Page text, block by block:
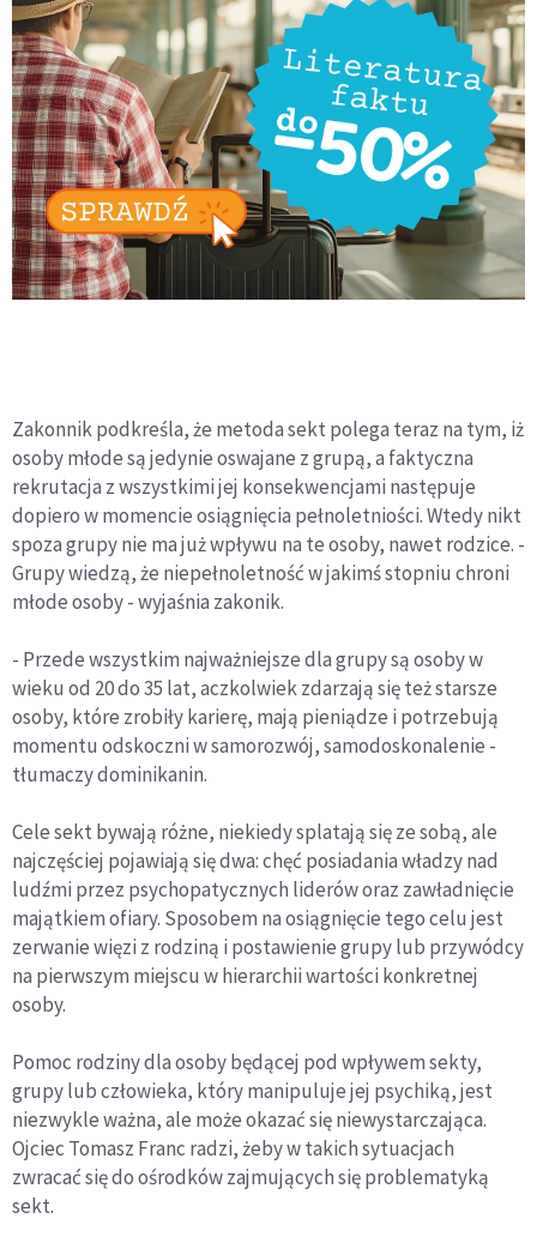
Zakonnik podkreśla, że metoda sekt polega teraz na tym, iż
osoby młode są jedynie oswajane z grupą, a faktyczna
rekrutacja z wszystkimi jej konsekwencjami następuje
dopiero w momencie osiągnięcia pełnoletniości. Wtedy nikt
spoza grupy nie ma już wpływu na te osoby, nawet rodzice. -
Grupy wiedzą, że niepełnoletność w jakimś stopniu chroni
młode osoby - wyjaśnia zakonik.
- Przede wszystkim najważniejsze dla grupy są osoby w
wieku od 20 do 35 lat, aczkolwiek zdarzają się też starsze
osoby, które zrobiły karierę, mają pieniądze i potrzebują
momentu odskoczni w samorozwój, samodoskonalenie -
tłumaczy dominikanin.
Cele sekt bywają różne, niekiedy splatają się ze sobą, ale
najczęściej pojawiają się dwa: chęć posiadania władzy nad
ludźmi przez psychopatycznych liderów oraz zawładnięcie
majątkiem ofiary. Sposobem na osiągnięcie tego celu jest
zerwanie więzi z rodziną i postawienie grupy lub przywódcy
na pierwszym miejscu w hierarchii wartości konkretnej
osoby.
Pomoc rodziny dla osoby będącej pod wpływem sekty,
grupy lub człowieka, który manipuluje jej psychiką, jest
niezwykle ważna, ale może okazać się niewystarczająca.
Ojciec Tomasz Franc radzi, żeby w takich sytuacjach
zwracać się do ośrodków zajmujących się problematyką
sekt.